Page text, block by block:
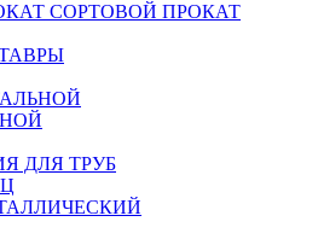
СОРТОВОЙ ПРОКАТ
ДЛЯ ТРУБ